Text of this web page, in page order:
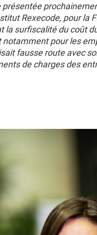
Rexecode, pour la
la surfiscalité du coût
pour les
fausse route avec
de charges des